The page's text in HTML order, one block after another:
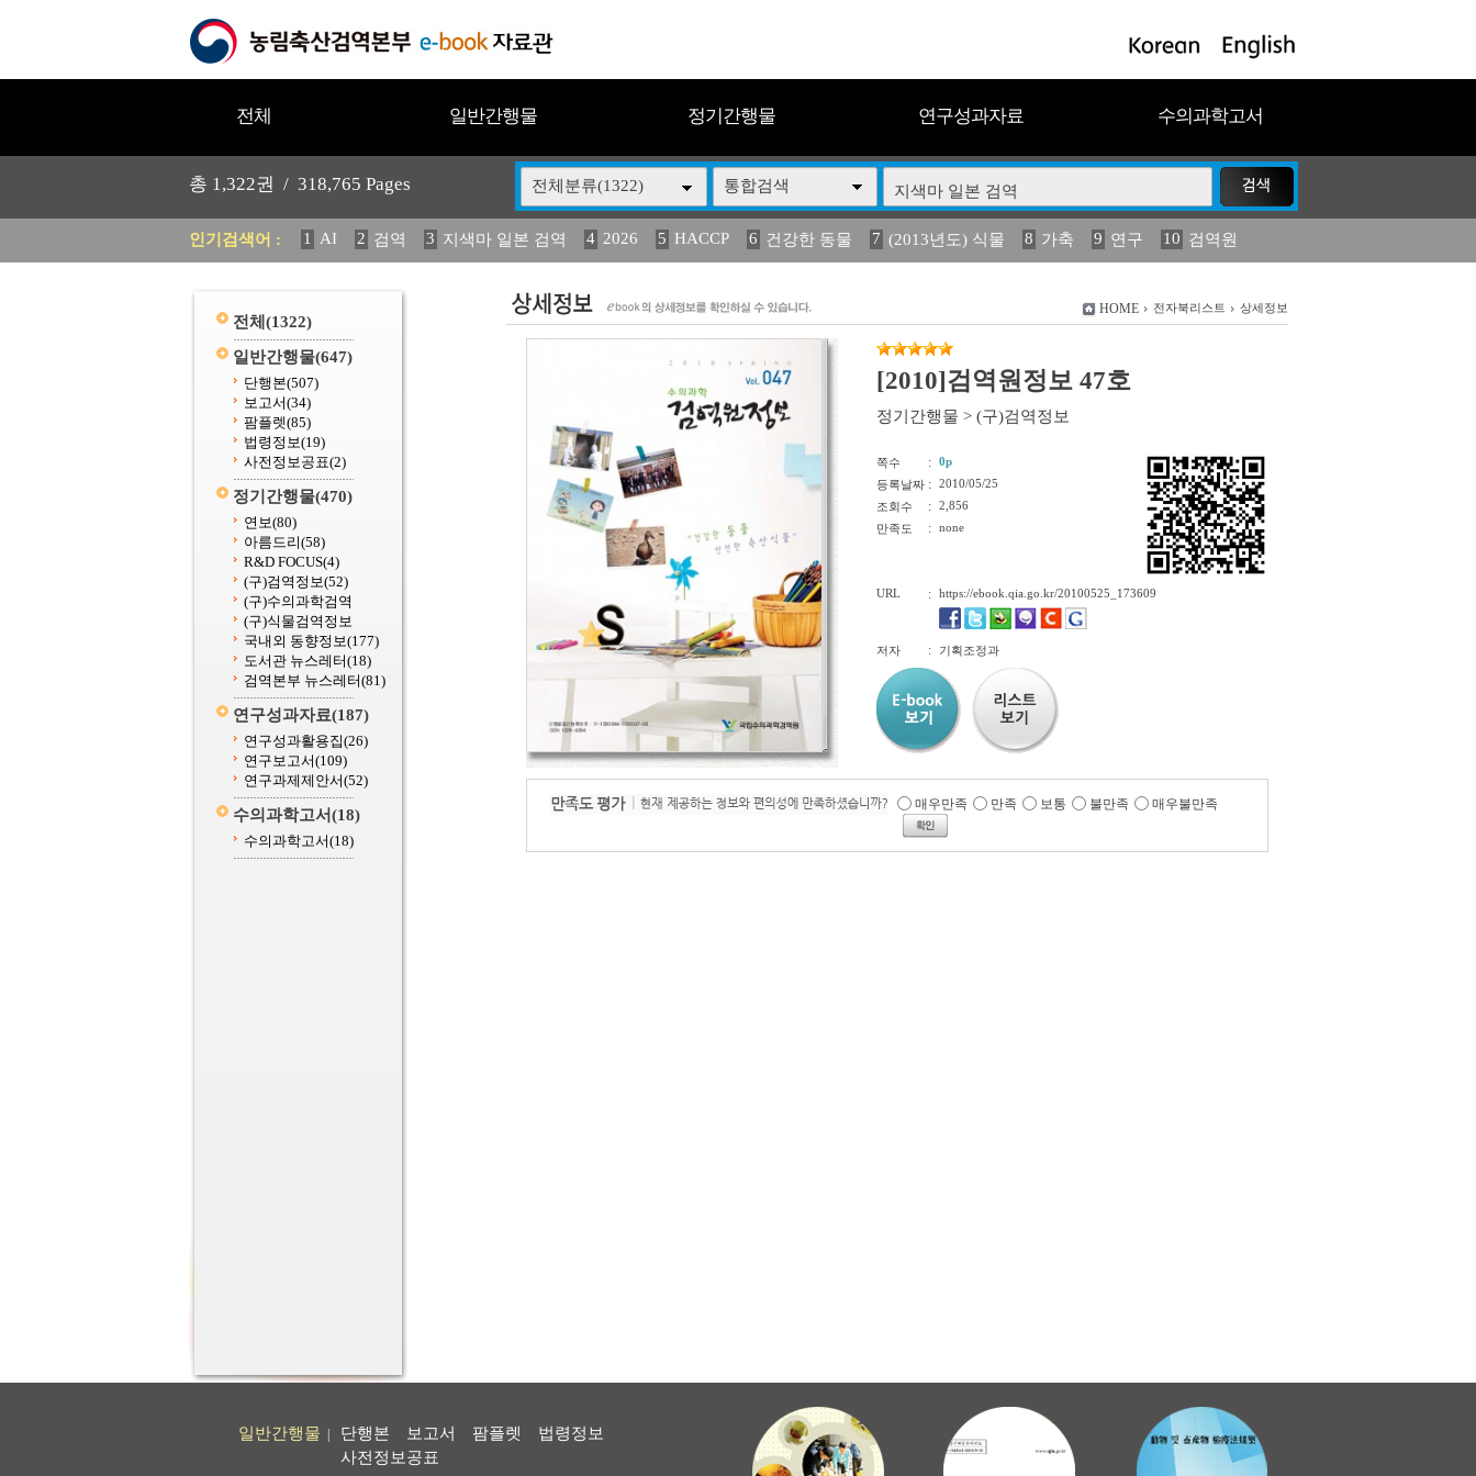
전체 일반간행물 정기간행물 연구성과자료 수의과학고서
총 1,322권 / 318,765 Pages 전체분류(1322) 통합검색
인기검색어 : 1 AI 2 검역 3 지색마 일본 검역 4 2026 5 HACCP 6 건강한 동물 7 (2013년도) 식물 8 가축 9 연구 10 검역원
11 2025 12 중독성 식물 도감 13 媛 異 14 (2013년도) 식 15 구제역 16 관리 17 연보 18 2023 19 농림수산
전체 (1322)
일반간행물(647)
단행본(507)
보고서(34)
팜플렛(85)
법령정보(19)
사전정보공표(2)
정기간행물(470)
연보(80)
아름드리(58)
R&D FOCUS(4)
(구)검역정보(52)
(구)수의과학검역
(구)식물검역정보
국내외 동향정보(177)
도서관 뉴스레터(18)
검역본부 뉴스레터(81)
연구성과자료(187)
연구성과활용집(26)
연구보고서(109)
연구과제제안서(52)
수의과학고서(18)
수의과학고서(18)
HOME 전자북리스트 상세정보
[2010]검역원정보 47호
정기간행물 > (구)검역정보
쪽수 :
0p
등록날짜 :
2010/05/25
조회수
:
2,856
만족도
: none
URL : https://ebook.qia.go.kr/20100525_173609
저자 : 기획조정과
매우만족 만족 보통 불만족 매우불만족
일반간행물 단행본 보고서 팜플렛
법령정보
사전정보공표